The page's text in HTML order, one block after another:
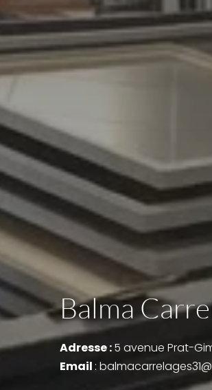
Balma
Adresse : 5 avenue Prat-
Email :